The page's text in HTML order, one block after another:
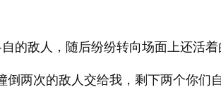
的敌人，随后纷纷转向场面上还活着
倒两次的敌人交给我，剩下两个你们